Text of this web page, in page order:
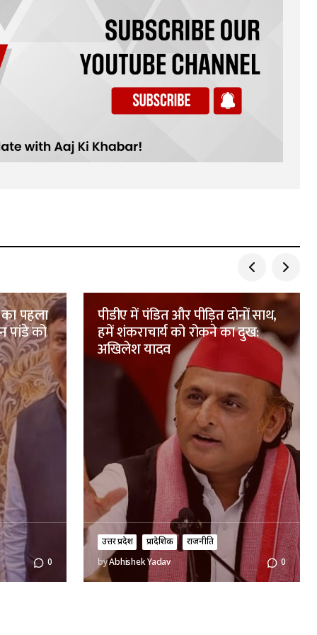
पहला
पांडे को
0
पीडीए में पंडित और पीड़ित दोनों साथ,
हमें शंकराचार्य को रोकने का दुख:
अखिलेश यादव
उत्तर प्रदेश प्रादेशिक
राजनीति
byAbhishek Yadav 0